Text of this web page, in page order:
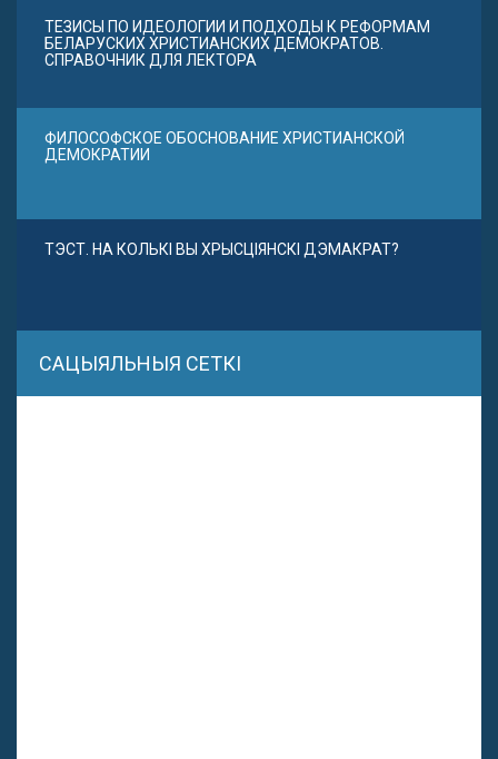
ТЕЗИСЫ ПО ИДЕОЛОГИИ И ПОДХОДЫ К РЕФОРМАМ
БЕЛАРУСКИХ ХРИСТИАНСКИХ ДЕМОКРАТОВ.
СПРАВОЧНИК ДЛЯ ЛЕКТОРА
ФИЛОСОФСКОЕ ОБОСНОВАНИЕ ХРИСТИАНСКОЙ
ДЕМОКРАТИИ
ТЭСТ. НА КОЛЬКІ ВЫ ХРЫСЦІЯНСКІ ДЭМАКРАТ?
САЦЫЯЛЬНЫЯ СЕТКІ